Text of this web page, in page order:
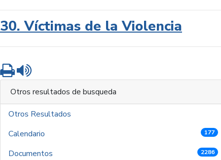
30. Víctimas de la Violencia
Imprimir
Otros resultados de busqueda
Otros Resultados
Calendario
177
Documentos 2286